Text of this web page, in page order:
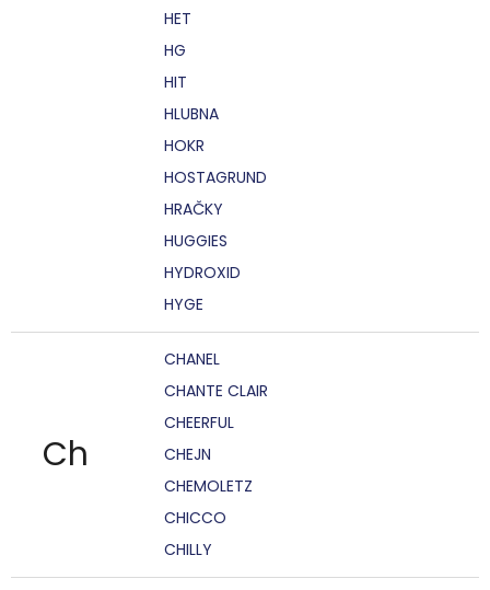
HET
HG
HIT
HLUBNA
HOKR
HOSTAGRUND
HRAČKY
HUGGIES
HYDROXID
HYGE
Ch
CHANEL
CHANTE CLAIR
CHEERFUL
CHEJN
CHEMOLETZ
CHICCO
CHILLY